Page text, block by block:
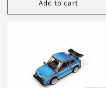
Add to cart